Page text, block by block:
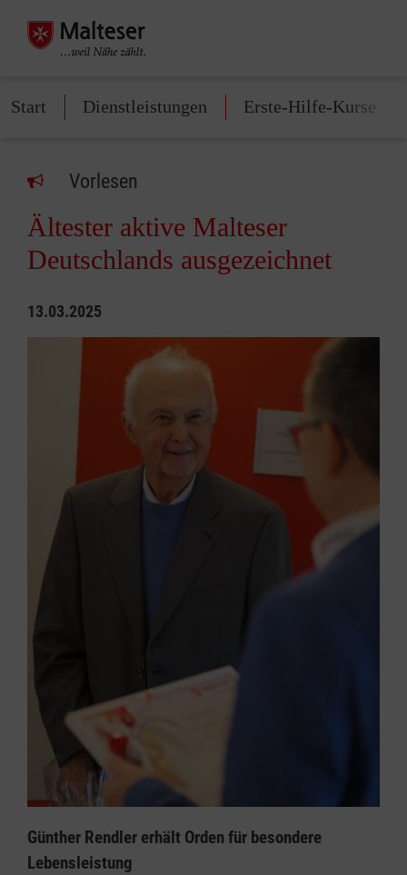
Start Dienstleistungen Erste-Hilfe-Kurse
Vorlesen
Ältester aktive Malteser
Deutschlands ausgezeichnet
13.03.2025
Günther Rendler erhält Orden für besondere
Lebensleistung